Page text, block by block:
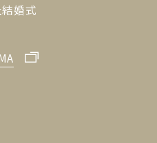
婚式